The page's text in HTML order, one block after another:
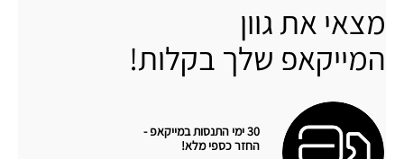
מצאי את גוון
המייקאפ שלך בקלות!
30 ימי התנסות במייקאפ -
החזר כספי מלא!